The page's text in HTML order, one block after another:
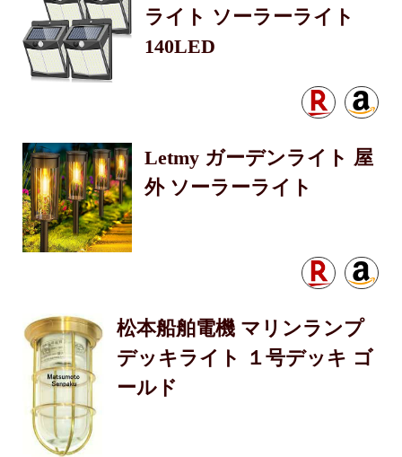
ライト ソーラーライト
140LED
Letmy ガーデンライト 屋
外 ソーラーライト
松本船舶電機 マリンランプ
デッキライト １号デッキ ゴ
ールド